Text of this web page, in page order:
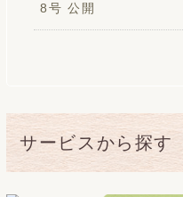
8号 公開
サービスから探す